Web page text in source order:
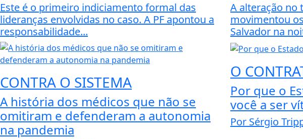
Este é o primeiro indiciamento formal das
lideranças envolvidas no caso. A PF apontou a
responsabilidade...
A alteração no
movimentou
Salvador na
CONTRA O SISTEMA
A história dos médicos que não se
omitiram e defenderam a autonomia
na pandemia
O
Por que o
você a ser
Por Sérgio